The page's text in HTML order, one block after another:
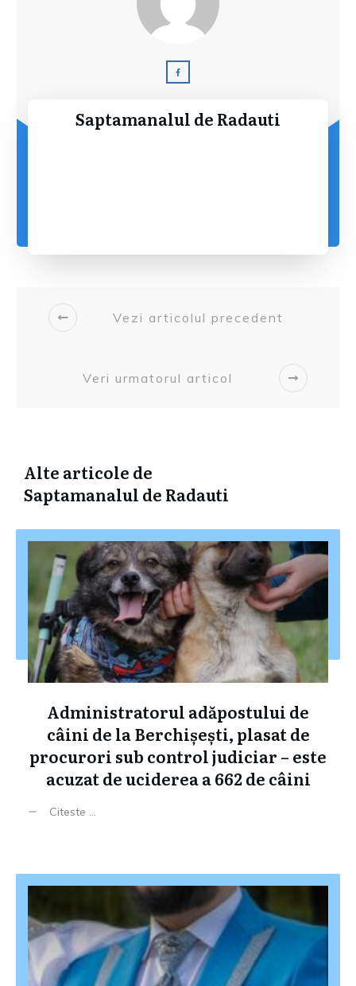
Saptamanalul de Radauti
Vezi articolul precedent
Veri urmatorul articol
Alte articole de
Saptamanalul de Radauti
Administratorul adăpostului de
câini de la Berchișești, plasat de
procurori sub control judiciar – este
acuzat de uciderea a 662 de câini
Citeste ...